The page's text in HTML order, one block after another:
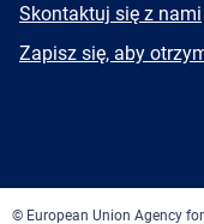
E-
Skontaktuj się z nami
Newsletter
Zapisz się, aby
© European Union Agency